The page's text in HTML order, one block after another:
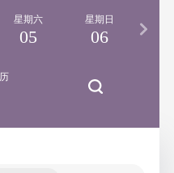
星期六
05
星期日
06